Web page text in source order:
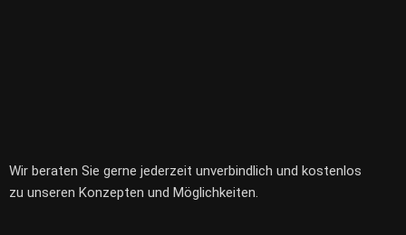
Wir beraten Sie gerne jederzeit unverbindlich und kostenlos
zu unseren Konzepten und Möglichkeiten.